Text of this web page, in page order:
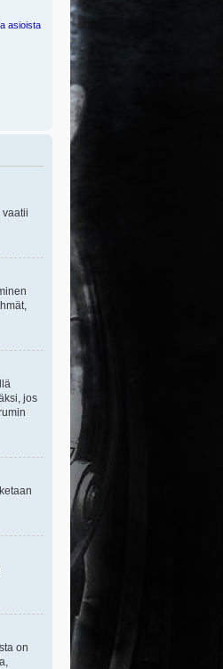
asioista
jos
on